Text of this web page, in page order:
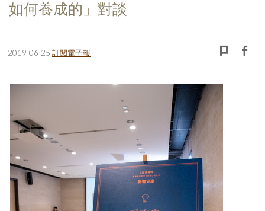
旅遊美食集
日記簿
享樂隨手拍
照相簿
影音區
創意出版服務
如何養成的」對談
2019-06-25 訂閱電子報